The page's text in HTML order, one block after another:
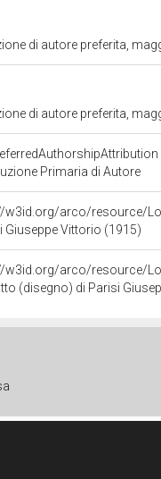
di autore preferita,
di autore preferita,
Primaria di Autore
w3id.org/arco/resource/
Giuseppe Vittorio (1915)
w3id.org/arco/resource/
(disegno) di Parisi